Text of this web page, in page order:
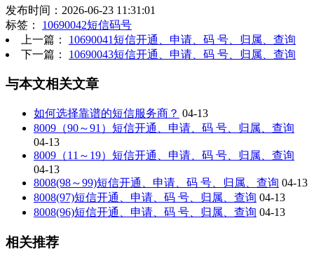
发布时间：2026-06-23 11:31:01
标签： 10690042短信码号
上一篇： 10690041短信开通、申请、码 号、归属、查询
下一篇： 10690043短信开通、申请、码 号、归属、查询
与本文相关文章
如何选择靠谱的短信服务商？ 04-13
8009（90～91）短信开通、申请、码 号、归属、查询
04-13
8009（11～19）短信开通、申请、码 号、归属、查询
04-13
8008(98～99)短信开通、申请、码 号、归属、查询 04-13
8008(97)短信开通、申请、码 号、归属、查询 04-13
8008(96)短信开通、申请、码 号、归属、查询 04-13
相关推荐